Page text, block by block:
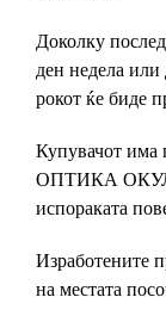
Доколку
ден недела
рокот ќе биде
Купувачот има
ОПТИКА
испораката
Изработените
на местата